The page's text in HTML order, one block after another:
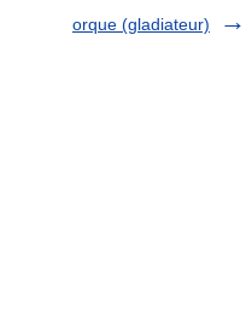
orque (gladiateur)